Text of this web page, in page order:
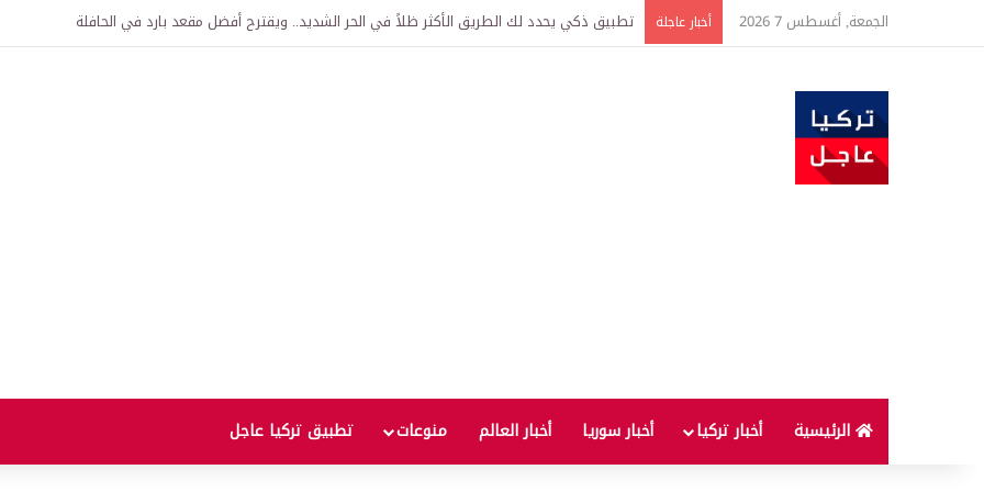
الجمعة, أغسطس 7 2026 أخبار عاجلة تركيا وسوريا توقعان اتفاقية لإنشاء “الجامعة السورية التركية” في دمشق.. منح دراسية واعتراف بالشهادات
الرئيسية أخبار تركيا أخبار سوريا أخبار العالم منوعات تطبيق تركيا عاجل